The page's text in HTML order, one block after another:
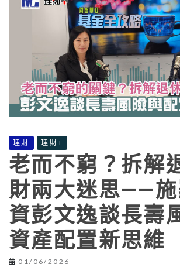
理財 理財+
老而不窮？拆解
財兩大迷思——
資彭文逸談長壽
資產配置新思維
01/06/2026